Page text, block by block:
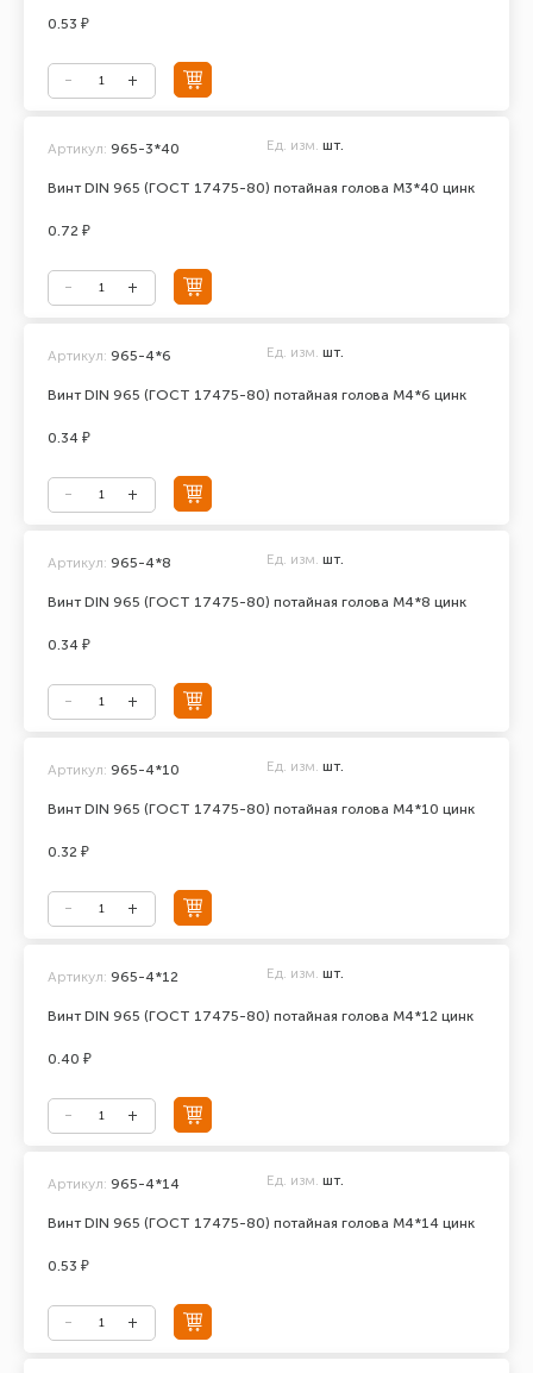
0.53 ₽
Винт DIN 965 (ГОСТ 17475-80) потайная голова М3*40 цинк
Артикул: 965-3*40 Ед. изм. шт.
0.72 ₽
Винт DIN 965 (ГОСТ 17475-80) потайная голова М4*6 цинк
Артикул: 965-4*6 Ед. изм. шт.
0.34 ₽
Винт DIN 965 (ГОСТ 17475-80) потайная голова М4*8 цинк
Артикул: 965-4*8 Ед. изм. шт.
0.34 ₽
Винт DIN 965 (ГОСТ 17475-80) потайная голова М4*10 цинк
Артикул: 965-4*10 Ед. изм. шт.
0.32 ₽
Винт DIN 965 (ГОСТ 17475-80) потайная голова М4*12 цинк
Артикул: 965-4*12 Ед. изм. шт.
0.40 ₽
Винт DIN 965 (ГОСТ 17475-80) потайная голова М4*14 цинк
Артикул: 965-4*14 Ед. изм. шт.
0.53 ₽